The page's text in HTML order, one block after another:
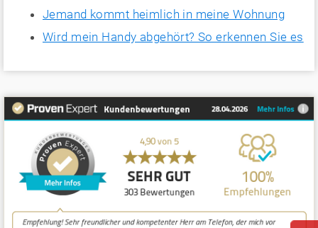
Jemand kommt heimlich in meine Wohnung
Wird mein Handy abgehört? So erkennen Sie es